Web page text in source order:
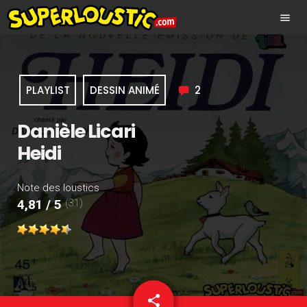
menu
PLAYLIST DESSIN ANIMÉ 2
Danièle Licari
Heidi
Note des loustics
4,81 / 5 (31)
share
email